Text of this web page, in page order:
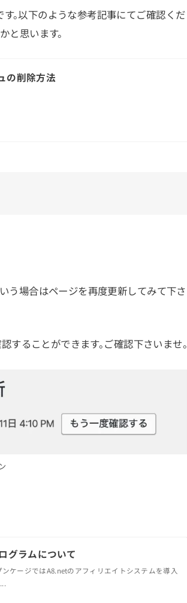
。以下のような参考記事にてご確認くだ
と思います。
の削除方法
う場合はページを再度更新してみて下さ
することができます。ご確認下さいませ。
グラムについて
ケージではA8.netのアフィリエイトシステムを導入